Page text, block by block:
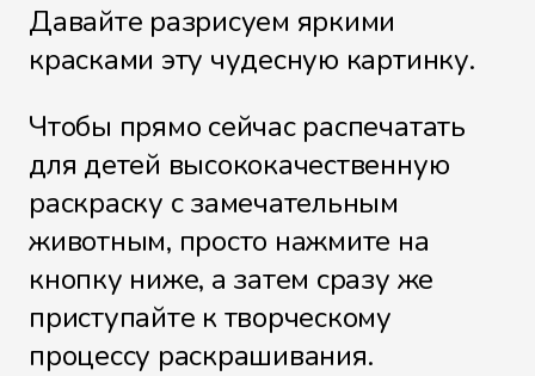
Давайте разрисуем яркими
красками эту чудесную картинку.
Чтобы прямо сейчас распечатать
для детей высококачественную
раскраску с замечательным
животным, просто нажмите на
кнопку ниже, а затем сразу же
приступайте к творческому
процессу раскрашивания.